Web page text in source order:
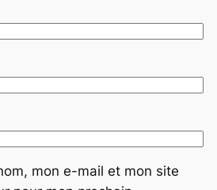
mon e-mail et mon site